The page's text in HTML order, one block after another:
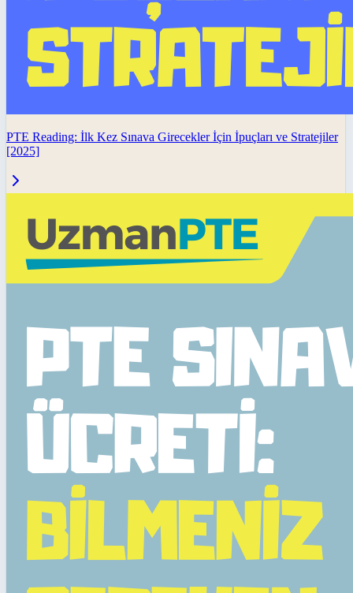
PTE Reading: İlk Kez Sınava Girecekler İçin İpuçları ve Stratejiler
[2025]